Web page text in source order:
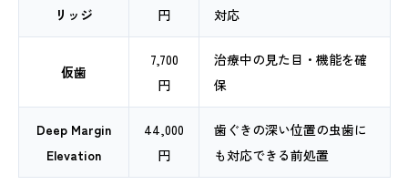
リッジ
円
対応
仮歯
7,700
円
治療中の見た目・機能を確
保
Deep Margin
Elevation
44,000
円
歯ぐきの深い位置の虫歯に
も対応できる前処置